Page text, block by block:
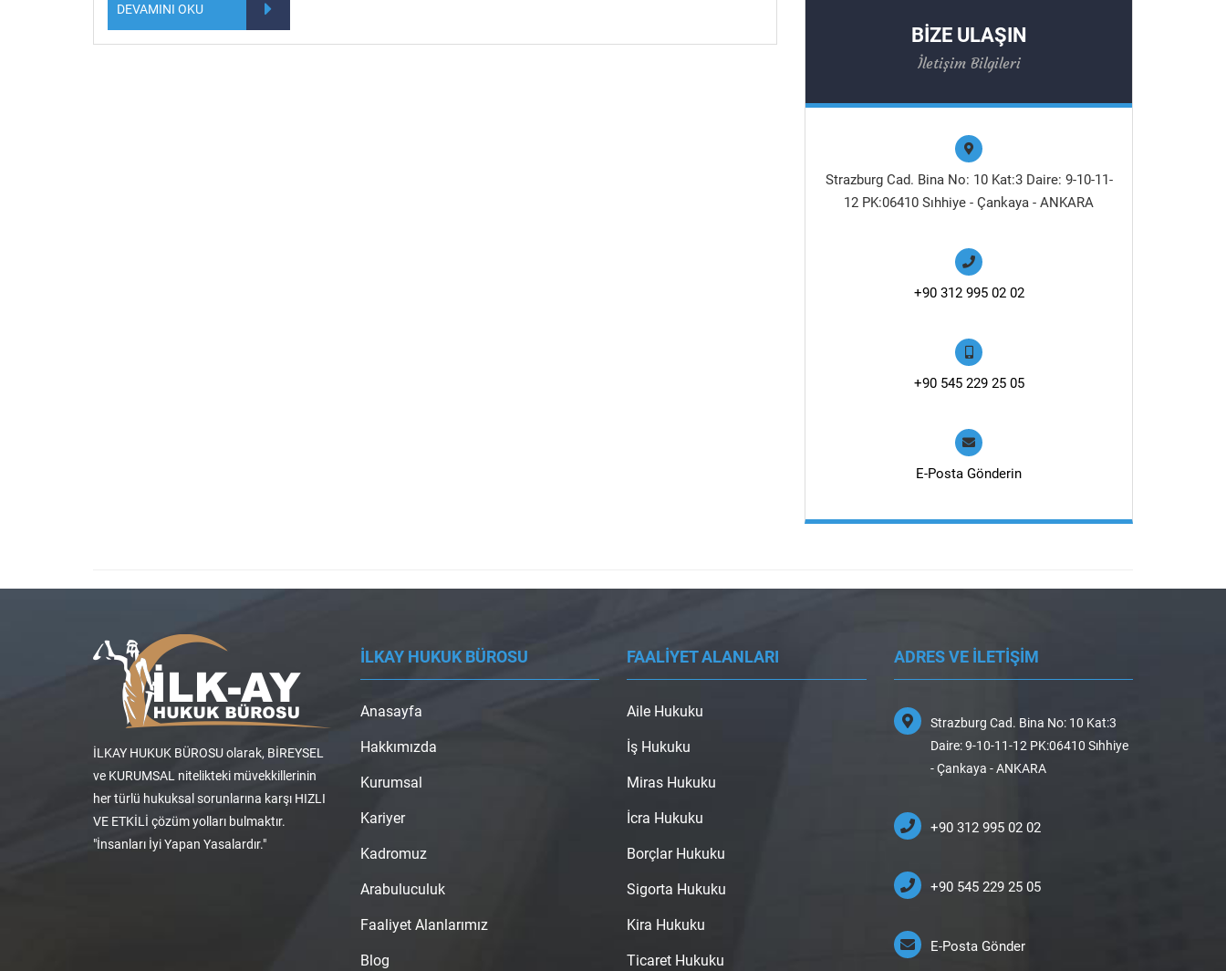
DEVAMINI OKU
BİZE ULAŞIN
İletişim Bilgileri
Strazburg Cad. Bina No: 10 Kat:3 Daire: 9-10-11-
12 PK:06410 Sıhhiye - Çankaya - ANKARA
+90 312 995 02 02
+90 545 229 25 05
E-Posta Gönderin
İLKAY HUKUK BÜROSU olarak, BİREYSEL
ve KURUMSAL nitelikteki müvekkillerinin
her türlü hukuksal sorunlarına karşı HIZLI
VE ETKİLİ çözüm yolları bulmaktır.
"İnsanları İyi Yapan Yasalardır."
İLKAY HUKUK BÜROSU
Anasayfa
Hakkımızda
Kurumsal
Kariyer
Kadromuz
Arabuluculuk
Faaliyet Alanlarımız
Blog
FAALİYET ALANLARI
Aile Hukuku
İş Hukuku
Miras Hukuku
İcra Hukuku
Borçlar Hukuku
Sigorta Hukuku
Kira Hukuku
Ticaret Hukuku
ADRES VE İLETİŞİM
Strazburg Cad. Bina No: 10 Kat:3
Daire: 9-10-11-12 PK:06410 Sıhhiye
- Çankaya - ANKARA
+90 312 995 02 02
+90 545 229 25 05
E-Posta Gönder